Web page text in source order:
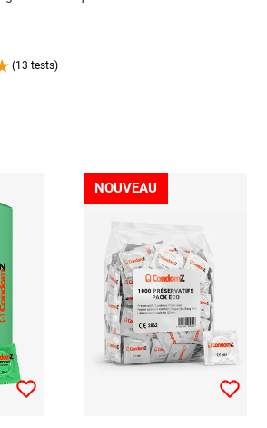
(13 tests)
NOUVEAU